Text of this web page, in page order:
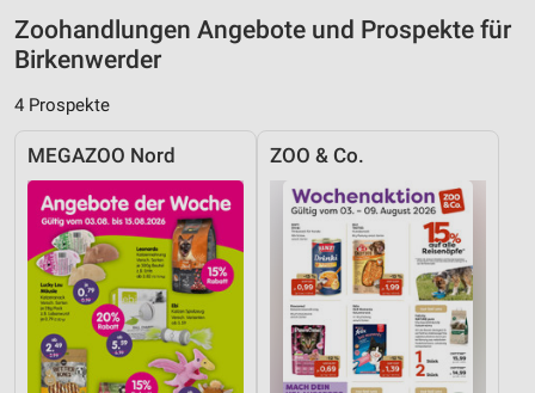
Zoohandlungen Angebote und Prospekte für
Birkenwerder
4 Prospekte
MEGAZOO Nord ZOO & Co.
Verwendung reduzierter Daten zur Auswahl von
Inhalten
IAB-Besonderheiten:
Geräte anhand von aktiv angeforderten
Informationen identifizieren
Nicht-IAB-Verarbeitungszwecke:
Notwendig
Performance
Funktional